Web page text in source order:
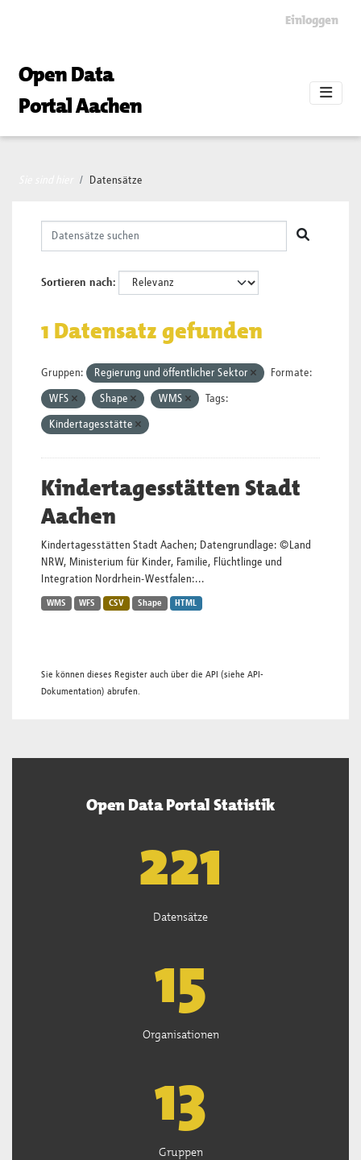
Einloggen
Open Data
Portal Aachen
Datensätze
Sortieren nach
1 Datensatz gefunden
Gruppen: Regierung und öffentlicher Sektor Formate:
WFS Shape WMS Tags:
Kindertagesstätte
Kindertagesstätten Stadt
Aachen
Kindertagesstätten Stadt Aachen; Datengrundlage: ©Land
NRW, Ministerium für Kinder, Familie, Flüchtlinge und
Integration Nordrhein-Westfalen:...
WMS WFS CSV Shape HTML
Sie können dieses Register auch über die API (siehe API-
Dokumentation) abrufen.
Open Data Portal Statistik
222
Datensätze
15
Organisationen
13
Gruppen